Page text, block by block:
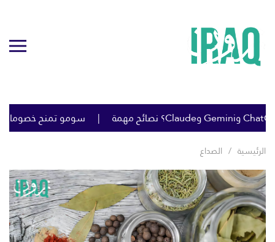
سومو تمنح خصومات
الرئيسية الصداع